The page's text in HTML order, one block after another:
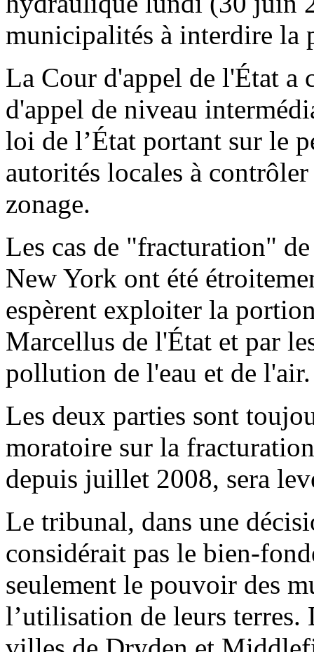
municipalités à interdire la
La Cour d'appel de l'État a
d'appel de niveau
loi de l’État portant sur le
autorités locales à
zonage.
Les cas de "fracturation"
New York ont été
espèrent exploiter la
Marcellus de l'État et par
pollution de l'eau et de l'air.
Les deux parties sont
moratoire sur la
depuis juillet 2008, sera
Le tribunal, dans une
considérait pas le bien-
seulement le pouvoir des
l’utilisation de leurs terres.